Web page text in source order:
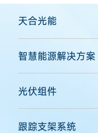
天合光能
智慧能源解决方案
光伏组件
跟踪支架系统